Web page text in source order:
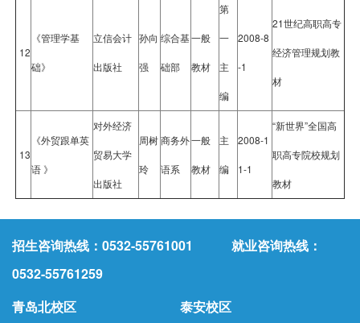
12
《管理学基
础》
立信会计
出版社
孙向
强
综合基
础部
一般
教材
第
一
主
编
2008-8
-1
21世纪高职高专
经济管理规划教
材
13
《外贸跟单英
语 》
对外经济
贸易大学
出版社
周树
玲
商务外
语系
一般
教材
主
编
2008-1
1-1
“新世界”全国高
职高专院校规划
教材
招生咨询热线：0532-55761001 就业咨询热线：
0532-55761259
青岛北校区
泰安校区